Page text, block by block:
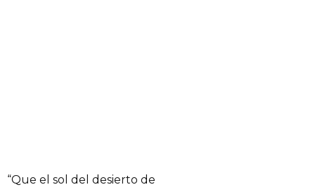
“Que el sol del desierto de